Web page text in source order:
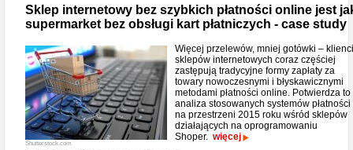
Sklep internetowy bez szybkich płatności online jest
supermarket bez obsługi kart płatniczych - case study
Shutterstock.com
Więcej przelewów, mniej gotówki – klienci
sklepów internetowych coraz częściej
zastępują tradycyjne formy zapłaty za
towary nowoczesnymi i błyskawicznymi
metodami płatności online. Potwierdza to
analiza stosowanych systemów płatności
na przestrzeni 2015 roku wśród sklepów
działających na oprogramowaniu
Shoper. więcej